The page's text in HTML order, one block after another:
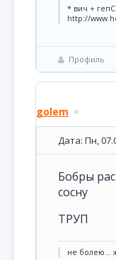
* вич + гепС
http://
Профиль
golem
Дата: Пн,
Бобры
сосну
ТРУП
не болею...